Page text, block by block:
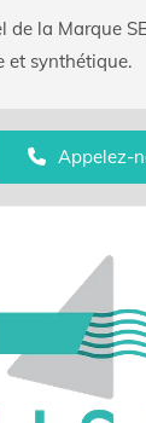
de la Marque
et synthétique.
Appelez-